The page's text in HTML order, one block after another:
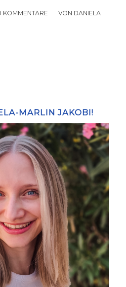
KOMMENTARE
/ VON DANIELA
MARLIN JAKOBI!